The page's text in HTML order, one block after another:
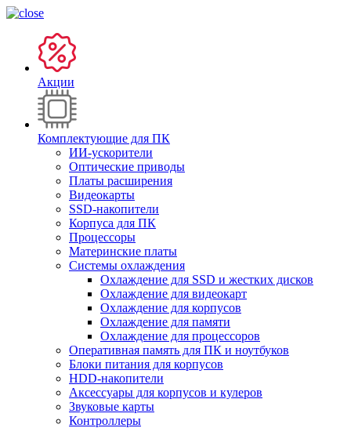
Акции
Комплектующие для ПК
ИИ-ускорители
Оптические приводы
Платы расширения
Видеокарты
SSD-накопители
Корпуса для ПК
Процессоры
Материнские платы
Системы охлаждения
Охлаждение для SSD и жестких дисков
Охлаждение для видеокарт
Охлаждение для корпусов
Охлаждение для памяти
Охлаждение для процессоров
Оперативная память для ПК и ноутбуков
Блоки питания для корпусов
HDD-накопители
Аксессуары для корпусов и кулеров
Звуковые карты
Контроллеры